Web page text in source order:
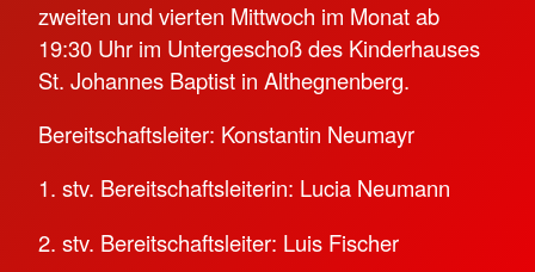
zweiten und vierten Mittwoch im Monat ab
19:30 Uhr im Untergeschoß des Kinderhauses
St. Johannes Baptist in Althegnenberg.
Bereitschaftsleiter: Konstantin Neumayr
1. stv. Bereitschaftsleiterin: Lucia Neumann
2. stv. Bereitschaftsleiter: Luis Fischer